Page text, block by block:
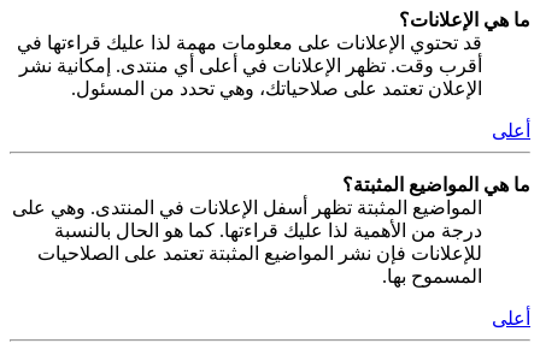
ما هي الإعلانات؟
قد تحتوي الإعلانات على معلومات مهمة لذا عليك قراءتها في
أقرب وقت. تظهر الإعلانات في أعلى أي منتدى. إمكانية نشر
الإعلان تعتمد على صلاحياتك، وهي تحدد من المسئول.
أعلى
ما هي المواضيع المثبتة؟
المواضيع المثبتة تظهر أسفل الإعلانات في المنتدى. وهي على
درجة من الأهمية لذا عليك قراءتها. كما هو الحال بالنسبة
للإعلانات فإن نشر المواضيع المثبتة تعتمد على الصلاحيات
المسموح بها.
أعلى